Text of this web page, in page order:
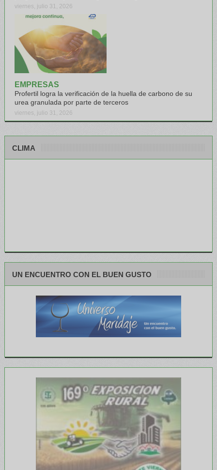
viernes, julio 31, 2026
EMPRESAS
Profertil logra la verificación de la huella de carbono de su
urea granulada por parte de terceros
viernes, julio 31, 2026
CLIMA
UN ENCUENTRO CON EL BUEN GUSTO